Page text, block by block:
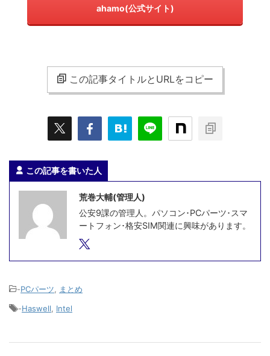
ahamo(公式サイト)
この記事タイトルとURLをコピー
この記事を書いた人
荒巻大輔(管理人)
公安9課の管理人。パソコン･PCパーツ･スマ
ートフォン･格安SIM関連に興味があります。
-PCパーツ
まとめ
-Haswell Intel